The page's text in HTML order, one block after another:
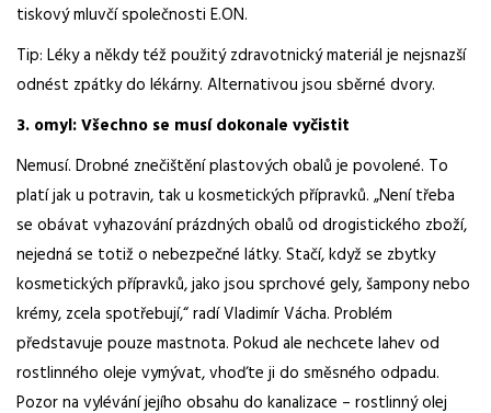
tiskový mluvčí společnosti E.ON.
Tip: Léky a někdy též použitý zdravotnický materiál je nejsnazší
odnést zpátky do lékárny. Alternativou jsou sběrné dvory.
3. omyl: Všechno se musí dokonale vyčistit
Nemusí. Drobné znečištění plastových obalů je povolené. To
platí jak u potravin, tak u kosmetických přípravků. „Není třeba
se obávat vyhazování prázdných obalů od drogistického zboží,
nejedná se totiž o nebezpečné látky. Stačí, když se zbytky
kosmetických přípravků, jako jsou sprchové gely, šampony nebo
krémy, zcela spotřebují,“ radí Vladimír Vácha. Problém
představuje pouze mastnota. Pokud ale nechcete lahev od
rostlinného oleje vymývat, vhoďte ji do směsného odpadu.
Pozor na vylévání jejího obsahu do kanalizace – rostlinný olej